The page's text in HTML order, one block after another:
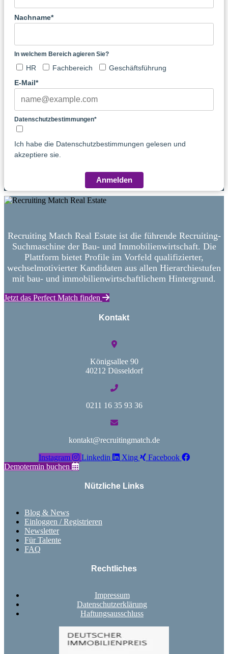
Nachname*
In welchem Bereich agieren Sie?
HR Fachbereich
Geschäftsführung
E-Mail*
Datenschutzbestimmungen*
Ich habe die Datenschutzbestimmungen gelesen und
akzeptiere sie.
Anmelden
Recruiting Match Real Estate ist die führende Recruiting-
Suchmaschine der Bau- und Immobilienwirtschaft. Die
Plattform bietet Profile im Vorfeld qualifizierter,
wechselmotivierter Kandidaten aus allen Hierarchiestufen
mit bau- und immobilienwirtschaftlichem Hintergrund.
Jetzt das Perfect Match finden
Kontakt
Königsallee 90
40212 Düsseldorf
0211 16 35 93 36
kontakt@recruitingmatch.de
Instagram
Linkedin Xing
Facebook
Demotermin buchen
Nützliche Links
Blog & News
Einloggen / Registrieren
Newsletter
Für Talente
FAQ
Rechtliches
Impressum
Datenschutzerklärung
Haftungsausschluss